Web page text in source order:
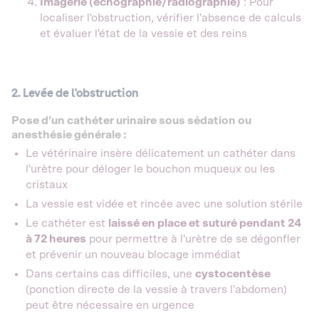
Imagerie (échographie/radiographie) : Pour
localiser l'obstruction, vérifier l'absence de calculs
et évaluer l'état de la vessie et des reins
2. Levée de l'obstruction
Pose d'un cathéter urinaire sous sédation ou
anesthésie générale :
Le vétérinaire insère délicatement un cathéter dans
l'urètre pour déloger le bouchon muqueux ou les
cristaux
La vessie est vidée et rincée avec une solution stérile
Le cathéter est
laissé en place et suturé pendant 24
à 72 heures pour permettre à l'urètre de se dégonfler
et prévenir un nouveau blocage immédiat
Dans certains cas difficiles, une cystocentèse
(ponction directe de la vessie à travers l'abdomen)
peut être nécessaire en urgence